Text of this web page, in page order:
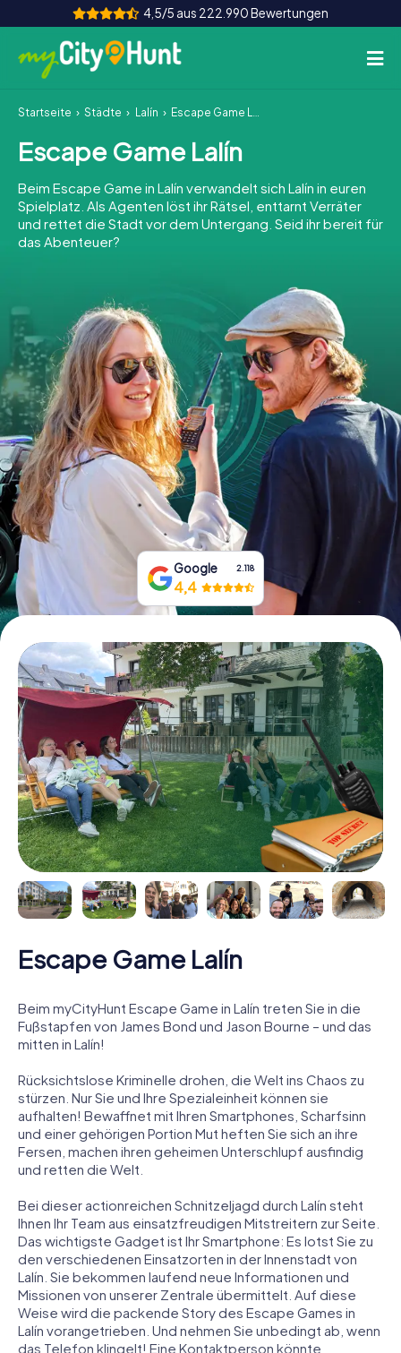
4,5/5 aus 222.990 Bewertungen
So funktioniert's
Städte
Touren
Teamevent
INT AT CH
DE
ES
FR UK
IE
IT
NL
Tickets buchen
Gutscheine bestellen
Startseite Städte Lalín Escape Game Lalín
Escape Game Lalín
Beim Escape Game in Lalín verwandelt sich Lalín in euren
Spielplatz. Als Agenten löst ihr Rätsel, enttarnt Verräter
und rettet die Stadt vor dem Untergang. Seid ihr bereit für
das Abenteuer?
Google 2.118
4,4
Escape Game Lalín
Beim myCityHunt Escape Game in Lalín treten Sie in die
Fußstapfen von James Bond und Jason Bourne – und das
mitten in Lalín!
Rücksichtslose Kriminelle drohen, die Welt ins Chaos zu
stürzen. Nur Sie und Ihre Spezialeinheit können sie
aufhalten! Bewaffnet mit Ihren Smartphones, Scharfsinn
und einer gehörigen Portion Mut heften Sie sich an ihre
Fersen, machen ihren geheimen Unterschlupf ausfindig
und retten die Welt.
Bei dieser actionreichen Schnitzeljagd durch Lalín steht
Ihnen Ihr Team aus einsatzfreudigen Mitstreitern zur Seite.
Das wichtigste Gadget ist Ihr Smartphone: Es lotst Sie zu
den verschiedenen Einsatzorten in der Innenstadt von
Lalín. Sie bekommen laufend neue Informationen und
Missionen von unserer Zentrale übermittelt. Auf diese
Weise wird die packende Story des Escape Games in
Lalín vorangetrieben. Und nehmen Sie unbedingt ab, wenn
das Telefon klingelt! Eine Kontaktperson könnte